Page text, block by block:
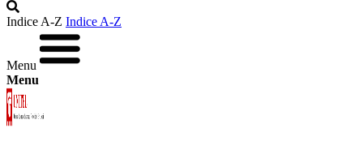
Indice A-Z Indice A-Z
Menu
Menu